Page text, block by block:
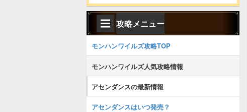
攻略メニュー
モンハンワイルズ攻略TOP
モンハンワイルズ人気攻略情報
アセンダンスの最新情報
アセンダンスはいつ発売？